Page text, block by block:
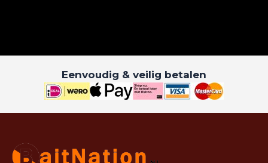
Eenvoudig & veilig betalen